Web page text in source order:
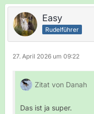
Easy
Rudelführer
27. April 2026 um 09:22
Zitat von Danah
Das ist ja super.